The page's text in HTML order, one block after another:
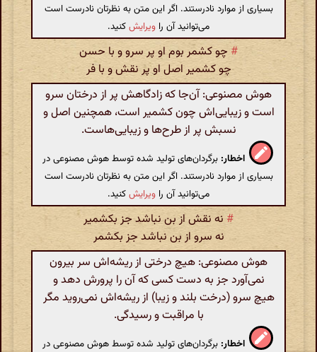
بسیاری از موارد نادرستند. اگر این متن به نظرتان نادرست است
می‌توانید آن را ویرایشکنید.
# چو کشمر بوم او پر سرو و با حسن
چو کشمیر اصل او پر نقش و با فر
هوش مصنوعی: آن‌جا که زادگاهش پر از درختان سرو
است و زیبایی‌اش چون کشمیر است، همچنین اصل و
نسبش پر از طرح‌ها و زیبایی‌هاست.
اخطار: برگردان‌های تولید شده توسط هوش مصنوعی در
بسیاری از موارد نادرستند. اگر این متن به نظرتان نادرست است
می‌توانید آن را ویرایشکنید.
# نه نقش از بن نباشد جز بکشمیر
نه سرو از بن نباشد جز بکشمر
هوش مصنوعی: هیچ درختی از ریشه‌اش سر بیرون
نمی‌آورد جز به دست کسی که آن را پرورش دهد و
هیچ سرو (درخت بلند و زیبا) از ریشه‌اش نمی‌روید مگر
با مراقبت و رسیدگی.
اخطار: برگردان‌های تولید شده توسط هوش مصنوعی در